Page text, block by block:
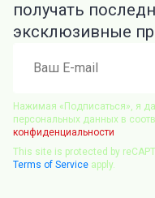
получать
эксклюзивные
Нажимая «Подписаться», я
персональных данных в
конфиденциальности
This site is protected by
Terms of Service apply.